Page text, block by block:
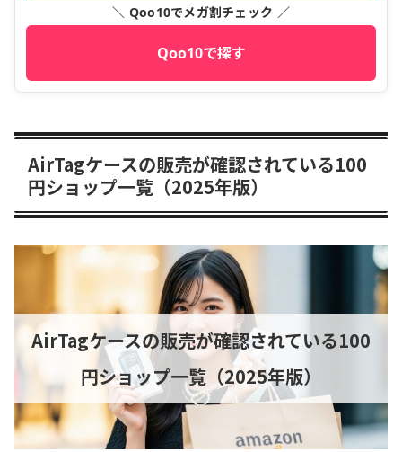
＼ Qoo10でメガ割チェック ／
Qoo10で探す
AirTagケースの販売が確認されている100
円ショップ一覧（2025年版）
AirTagケースの販売が確認されている100
円ショップ一覧（2025年版）